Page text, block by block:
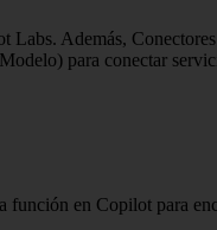
Labs. Además,
para conectar
en Copilot para